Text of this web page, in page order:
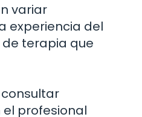
variar
experiencia del
terapia que
profesional